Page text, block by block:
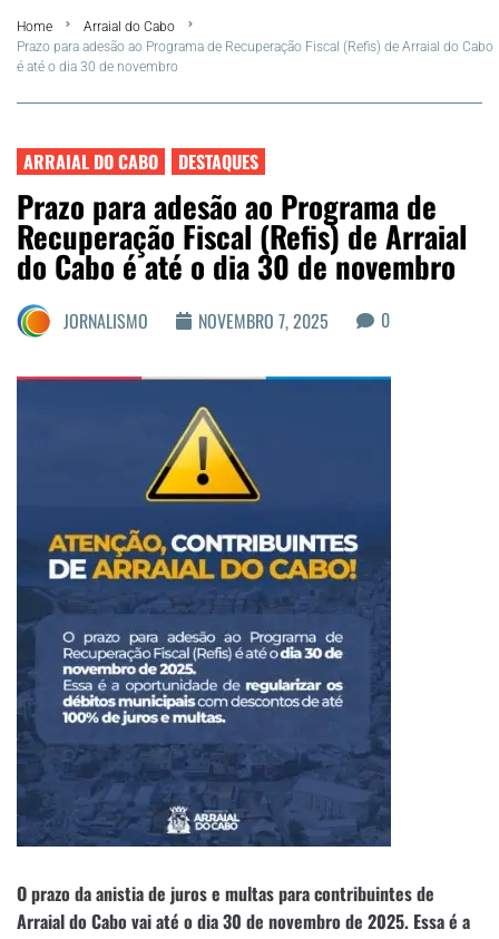
FLA Araru 2026
Araruama
Região dos Lagos
Agenda Cultural
Colunistas
Matérias Exclusivas
Home
Arraial do Cabo
Prazo para adesão ao Programa de Recuperação Fiscal (Refis) de Arraial do Cabo
é até o dia 30 de novembro
ARRAIAL DO CABO DESTAQUES
Prazo para adesão ao Programa de
Recuperação Fiscal (Refis) de Arraial
do Cabo é até o dia 30 de novembro
JORNALISMO NOVEMBRO 7, 2025 0
O prazo da anistia de juros e multas para contribuintes de
Arraial do Cabo vai até o dia 30 de novembro de 2025. Essa é a